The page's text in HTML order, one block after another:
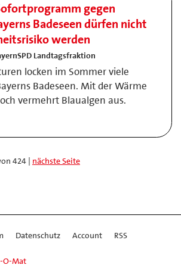
gegen
Badeseen dürfen nicht
werden
Landtagsfraktion
locken im Sommer viele
Badeseen. Mit der Wärme
vermehrt Blaualgen aus.
424 | nächste Seite
Datenschutz Account RSS
O-Mat